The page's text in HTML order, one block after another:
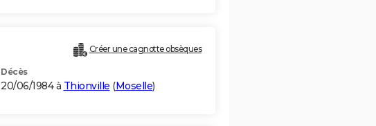
Créer une cagnotte obsèques
Décès
20/06/1984 à Thionville (Moselle)